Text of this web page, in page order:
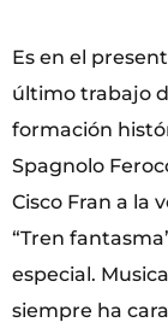
Es en el
último trabajo
formación
Spagnolo
Cisco Fran a la
“Tren
especial.
siempre ha